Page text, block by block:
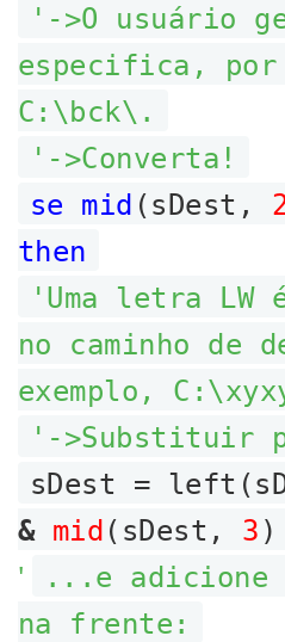
'->O usuário
especifica, por
C:\bck\.
'->Converta!
se mid (sDest,
then
'Uma letra LW
no caminho de
exemplo,
'->Substituir
sDest =
& mid (sDest, 3 )
'
...e adicione
na frente: